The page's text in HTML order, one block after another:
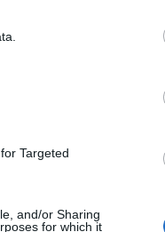
Targeted
and/or Sharing
for which it
όλα».
δεν
Αθήνα.